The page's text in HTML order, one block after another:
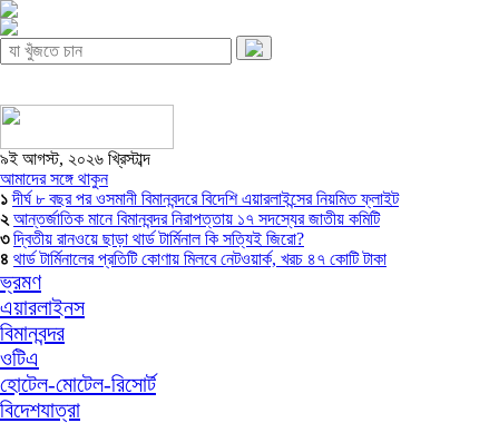
৯ই আগস্ট, ২০২৬ খ্রিস্টাব্দ
আমাদের সঙ্গে থাকুন
১ দীর্ঘ ৮ বছর পর ওসমানী বিমানবন্দরে বিদেশি এয়ারলাইন্সের নিয়মিত ফ্লাইট
২ আন্তর্জাতিক মানে বিমানবন্দর নিরাপত্তায় ১৭ সদস্যের জাতীয় কমিটি
৩ দ্বিতীয় রানওয়ে ছাড়া থার্ড টার্মিনাল কি সত্যিই জিরো?
৪ থার্ড টার্মিনালের প্রতিটি কোণায় মিলবে নেটওয়ার্ক, খরচ ৪৭ কোটি টাকা
ভ্রমণ
এয়ারলাইনস
বিমানবন্দর
ওটিএ
হোটেল-মোটেল-রিসোর্ট
বিদেশযাত্রা